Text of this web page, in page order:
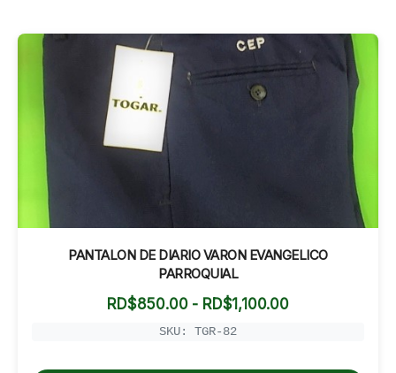
PANTALON DE DIARIO VARON EVANGELICO
PARROQUIAL
RD$850.00 - RD$1,100.00Rango
SKU: TGR-82